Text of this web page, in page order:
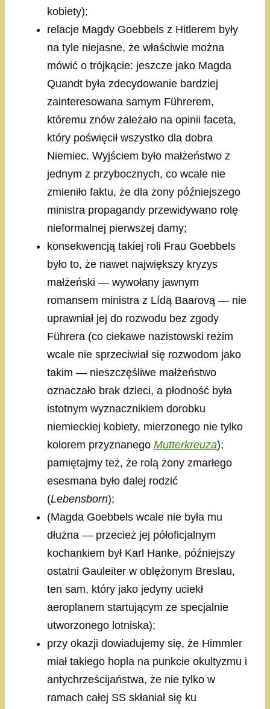
kobiety);
relacje Magdy Goebbels z Hitlerem były
na tyle niejasne, że właściwie można
mówić o trójkącie: jeszcze jako Magda
Quandt była zdecydowanie bardziej
zainteresowana samym Führerem,
któremu znów zależało na opinii faceta,
który poświęcił wszystko dla dobra
Niemiec. Wyjściem było małżeństwo z
jednym z przybocznych, co wcale nie
zmieniło faktu, że dla żony późniejszego
ministra propagandy przewidywano rolę
nieformalnej pierwszej damy;
konsekwencją takiej roli Frau Goebbels
było to, że nawet największy kryzys
małżeński — wywołany jawnym
romansem ministra z Lídą Baarovą — nie
uprawniał jej do rozwodu bez zgody
Führera (co ciekawe nazistowski reżim
wcale nie sprzeciwiał się rozwodom jako
takim — nieszczęśliwe małżeństwo
oznaczało brak dzieci, a płodność była
istotnym wyznacznikiem dorobku
niemieckiej kobiety, mierzonego nie tylko
kolorem przyznanego Mutterkreuza);
pamiętajmy też, że rolą żony zmarłego
esesmana było dalej rodzić
(Lebensborn);
(Magda Goebbels wcale nie była mu
dłużna — przecież jej półoficjalnym
kochankiem był Karl Hanke, późniejszy
ostatni Gauleiter w oblężonym Breslau,
ten sam, który jako jedyny uciekł
aeroplanem startującym ze specjalnie
utworzonego lotniska);
przy okazji dowiadujemy się, że Himmler
miał takiego hopla na punkcie okultyzmu i
antychrześcijaństwa, że nie tylko w
ramach całej SS skłaniał się ku